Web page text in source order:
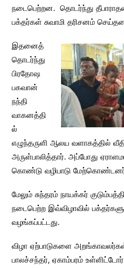
நடைபெற்றன. தொடர்ந்து
பக்தர்கள் சுவாமி தரிசனம்
இதனைத்
தொடர்ந்து
பிரதோஷ
பகவான்
நந்தி
வாகனத்தி
ல்
எழுந்தருளி ஆலய வளாகத்தில்
அருள்பாலித்தார். அப்போது
கொண்டு வழிபாடு
மேலும் சுந்தரம் நாயக்கர்
நடைபெற்ற இவ்விழாவில்
வழங்கப்பட்டது.
விழா ஏற்பாடுகளை
பாலச்சந்தர், ஏகாம்பரம்